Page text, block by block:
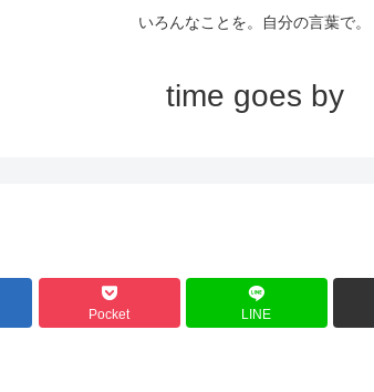
いろんなことを。自分の言葉で。
time goes by
Pocket LINE